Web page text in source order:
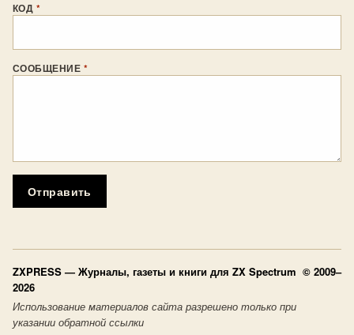
КОД *
СООБЩЕНИЕ *
Отправить
ZXPRESS — Журналы, газеты и книги для ZX Spectrum © 2009–
2026
Использование материалов сайта разрешено только при
указании обратной ссылки